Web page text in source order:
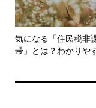
気になる「住民税非
帯」とは？わかりや